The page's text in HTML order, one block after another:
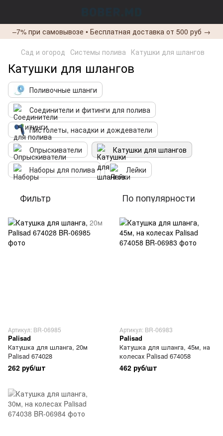
–7% при самовывозе • Бесплатная доставка от 500 руб →
Сад и огород Системы полива Катушки для шлангов
Катушки для шлангов
Поливочные шланги
Соединители и фитинги для полива
Пистолеты, насадки и дождеватели
Опрыскиватели
Катушки для шлангов
Наборы для полива
Лейки
Фильтр По популярности
Артикул: BR-06985
Palisad
Катушка для шланга, 20м
Palisad 674028
262 руб/шт
Артикул: BR-06983
Palisad
Катушка для шланга, 45м, на
колесах Palisad 674058
462 руб/шт